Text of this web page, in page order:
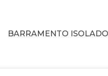
BARRAMENTO ISOLADO